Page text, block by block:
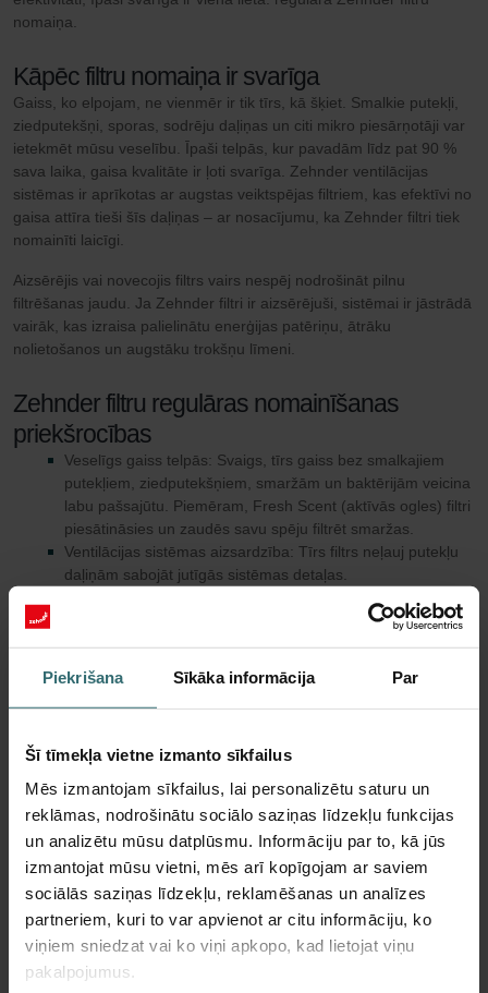
Piekrišana Sīkāka informācija Par
Šī tīmekļa vietne izmanto sīkfailus
Mēs izmantojam sīkfailus, lai personalizētu saturu un
reklāmas, nodrošinātu sociālo saziņas līdzekļu funkcijas
un analizētu mūsu datplūsmu. Informāciju par to, kā jūs
izmantojat mūsu vietni, mēs arī kopīgojam ar saviem
sociālās saziņas līdzekļu, reklamēšanas un analīzes
partneriem, kuri to var apvienot ar citu informāciju, ko
viņiem sniedzat vai ko viņi apkopo, kad lietojat viņu
pakalpojumus.
nomaiņa.
Kāpēc filtru nomaiņa ir svarīga
Gaiss, ko elpojam, ne vienmēr ir tik tīrs, kā šķiet. Smalkie putekļi,
ziedputekšņi, sporas, sodrēju daļiņas un citi mikro piesārņotāji var
ietekmēt mūsu veselību. Īpaši telpās, kur pavadām līdz pat 90 %
sava laika, gaisa kvalitāte ir ļoti svarīga. Zehnder ventilācijas
sistēmas ir aprīkotas ar augstas veiktspējas filtriem, kas efektīvi no
gaisa attīra tieši šīs daļiņas – ar nosacījumu, ka Zehnder filtri tiek
nomainīti laicīgi.
Aizsērējis vai novecojis filtrs vairs nespēj nodrošināt pilnu
filtrēšanas jaudu. Ja Zehnder filtri ir aizsērējuši, sistēmai ir jāstrādā
vairāk, kas izraisa palielinātu enerģijas patēriņu, ātrāku
nolietošanos un augstāku trokšņu līmeni.
Zehnder filtru regulāras nomainīšanas
priekšrocības
Veselīgs gaiss telpās: Svaigs, tīrs gaiss bez smalkajiem
putekļiem, ziedputekšņiem, smaržām un baktērijām veicina
labu pašsajūtu. Piemēram, Fresh Scent (aktīvās ogles) filtri
piesātināsies un zaudēs savu spēju filtrēt smaržas.
Ventilācijas sistēmas aizsardzība: Tīrs filtrs neļauj putekļu
daļiņām sabojāt jutīgās sistēmas detaļas.
gaisa plūsmu, samazinot elektrības patēriņu.
Vērtības saglabāšana un garantija: regulāra oriģinālo
detaļu izmantošana un savlaicīga nomaiņa palīdz novērst
Regulāri pārbaudiet un nomainiet filtrus
Zehnder Group iesaka Zehnder filtrus nomainīt ik pēc sešiem
mēnešiem. Šis cikls nodrošina pastāvīgi augstu gaisa kvalitāti un
efektīvu sistēmas darbību. Turklāt Zehnder iesaka filtrus ar
smalkāku audumu (piem., Anti Pollen vai Hygiene) mainīt ik pēc 3–
Papildus lietotāja veiktajai apkopei Zehnder iesaka reizi divos
gados veikt profesionālu sistēmas apkopi, ko veic speciālists, kā